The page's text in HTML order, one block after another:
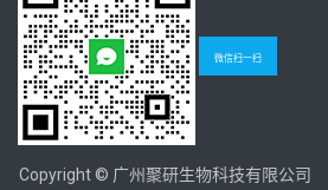
微信扫一扫
Copyright © 广州聚研生物科技有限公司